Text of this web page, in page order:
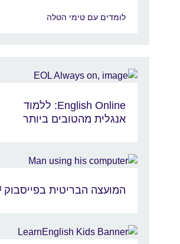
לומדים עם טימי הטלה
English Online: ללמוד
אנגלית מהטובים ביותר
המועצה הבריטית בפייסבוק